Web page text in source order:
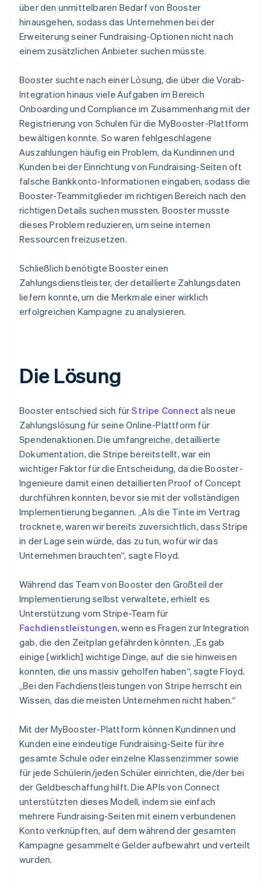
über den unmittelbaren Bedarf von Booster
hinausgehen, sodass das Unternehmen bei der
Erweiterung seiner Fundraising-Optionen nicht nach
einem zusätzlichen Anbieter suchen müsste.
Booster suchte nach einer Lösung, die über die Vorab-
Integration hinaus viele Aufgaben im Bereich
Onboarding und Compliance im Zusammenhang mit der
Registrierung von Schulen für die MyBooster-Plattform
bewältigen konnte. So waren fehlgeschlagene
Auszahlungen häufig ein Problem, da Kundinnen und
Kunden bei der Einrichtung von Fundraising-Seiten oft
falsche Bankkonto-Informationen eingaben, sodass die
Booster-Teammitglieder im richtigen Bereich nach den
richtigen Details suchen mussten. Booster musste
dieses Problem reduzieren, um seine internen
Ressourcen freizusetzen.
Schließlich benötigte Booster einen
Zahlungsdienstleister, der detaillierte Zahlungsdaten
liefern konnte, um die Merkmale einer wirklich
erfolgreichen Kampagne zu analysieren.
Die Lösung
Booster entschied sich fürStripe Connect als neue
Zahlungslösung für seine Online-Plattform für
Spendenaktionen. Die umfangreiche, detaillierte
Dokumentation, die Stripe bereitstellt, war ein
wichtiger Faktor für die Entscheidung, da die Booster-
Ingenieure damit einen detaillierten Proof of Concept
durchführen konnten, bevor sie mit der vollständigen
Implementierung begannen. „Als die Tinte im Vertrag
trocknete, waren wir bereits zuversichtlich, dass Stripe
in der Lage sein würde, das zu tun, wofür wir das
Unternehmen brauchten“, sagte Floyd.
Während das Team von Booster den Großteil der
Implementierung selbst verwaltete, erhielt es
Unterstützung vom Stripe-Team für
Fachdienstleistungen, wenn es Fragen zur Integration
gab, die den Zeitplan gefährden könnten. „Es gab
einige [wirklich] wichtige Dinge, auf die sie hinweisen
konnten, die uns massiv geholfen haben“, sagte Floyd.
„Bei den Fachdienstleistungen von Stripe herrscht ein
Wissen, das die meisten Unternehmen nicht haben.“
Mit der MyBooster-Plattform können Kundinnen und
Kunden eine eindeutige Fundraising-Seite für ihre
gesamte Schule oder einzelne Klassenzimmer sowie
für jede Schülerin/jeden Schüler einrichten, die/der bei
der Geldbeschaffung hilft. Die APIs von Connect
unterstützten dieses Modell, indem sie einfach
mehrere Fundraising-Seiten mit einem verbundenen
Konto verknüpften, auf dem während der gesamten
Kampagne gesammelte Gelder aufbewahrt und verteilt
wurden.